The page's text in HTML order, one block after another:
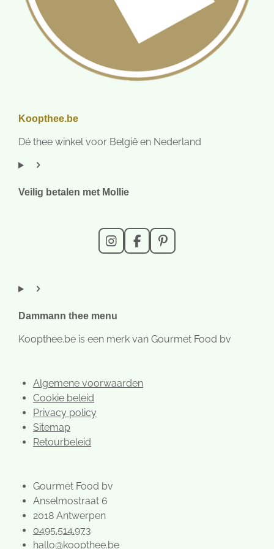
Koopthee.be
Dé thee winkel voor België en Nederland
Veilig betalen met Mollie
I
n
r
m
F
a
P
i
t
Dammann thee menu
Koopthee.be is een merk van Gourmet Food bv
Algemene voorwaarden
Cookie beleid
Privacy policy
Sitemap
Retourbeleid
Gourmet Food bv
Anselmostraat 6
2018 Antwerpen
0495.514.973
hallo@koopthee.be